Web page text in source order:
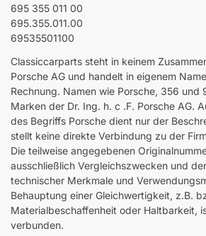
695 355 011 00
695.355.011.00
69535501100
Classiccarparts steht in keinem
Porsche AG und handelt in eigenem
Rechnung. Namen wie Porsche, 356 und
Marken der Dr. Ing. h. c .F. Porsche AG.
des Begriffs Porsche dient nur der
stellt keine direkte Verbindung zu der
Die teilweise angegebenen
ausschließlich Vergleichszwecken und
technischer Merkmale und
Behauptung einer Gleichwertigkeit, z.B.
Materialbeschaffenheit oder Haltbarkeit,
verbunden.